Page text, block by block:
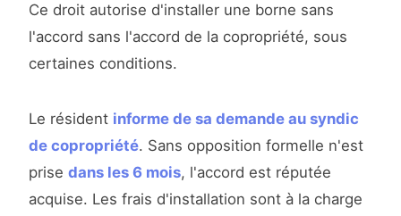
Ce droit autorise d'installer une borne sans
l'accord sans l'accord de la copropriété, sous
certaines conditions.
Le résident informe de sa demande au syndic
de copropriété. Sans opposition formelle n'est
prise dans les 6 mois, l'accord est réputée
acquise. Les frais d'installation sont à la charge